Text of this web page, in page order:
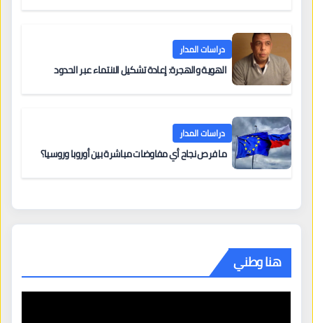
دراسات المدار
الهوية والهجرة: إعادة تشكيل الانتماء عبر الحدود
دراسات المدار
ما فرص نجاح أي مفاوضات مباشرة بين أوروبا وروسيا؟
هنا وطني